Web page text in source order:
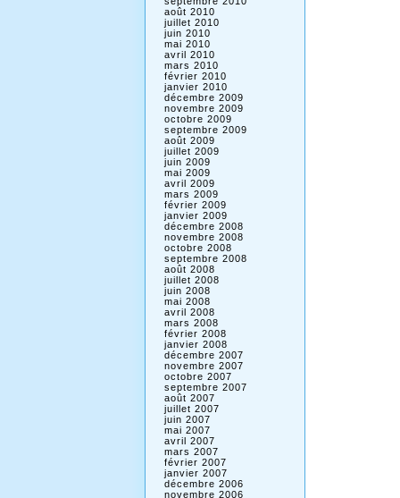
août 2010
juillet 2010
juin 2010
mai 2010
avril 2010
mars 2010
février 2010
janvier 2010
décembre 2009
novembre 2009
octobre 2009
septembre 2009
août 2009
juillet 2009
juin 2009
mai 2009
avril 2009
mars 2009
février 2009
janvier 2009
décembre 2008
novembre 2008
octobre 2008
septembre 2008
août 2008
juillet 2008
juin 2008
mai 2008
avril 2008
mars 2008
février 2008
janvier 2008
décembre 2007
novembre 2007
octobre 2007
septembre 2007
août 2007
juillet 2007
juin 2007
mai 2007
avril 2007
mars 2007
février 2007
janvier 2007
décembre 2006
novembre 2006